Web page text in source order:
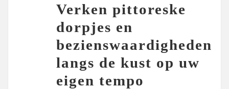
Verken pittoreske
dorpjes en
bezienswaardigheden
langs de kust op uw
eigen tempo